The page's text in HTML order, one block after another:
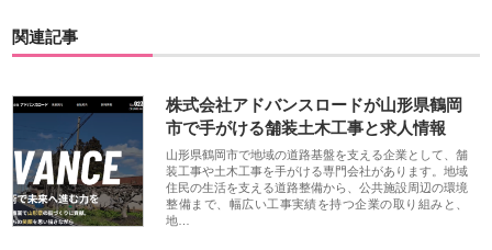
関連記事
株式会社アドバンスロードが山形県鶴岡
市で手がける舗装土木工事と求人情報
山形県鶴岡市で地域の道路基盤を支える企業として、舗
装工事や土木工事を手がける専門会社があります。地域
住民の生活を支える道路整備から、公共施設周辺の環境
整備まで、幅広い工事実績を持つ企業の取り組みと、
地…